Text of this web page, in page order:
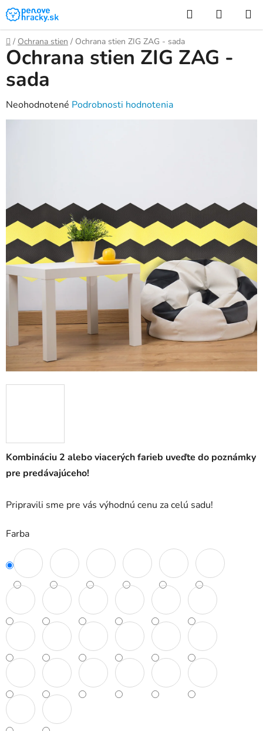
Prejsť
na
obsah
Hľadať
KOŠÍK
Domov
/ Ochrana stien / Ochrana stien ZIG ZAG - sada
Kombináciu 2 alebo viacerých farieb uveďte do poznámky
pre predávajúceho!
Pripravili sme pre vás výhodnú cenu za celú sadu!
Farba
Ochrana stien ZIG ZAG -
sada
Priemerné
hodnotenie
hviezdičiek.
Neohodnotené Podrobnosti hodnotenia